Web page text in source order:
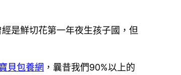
是鮮切花第一年夜生孩子國，但
貝包養網 ，曩昔我們90%以上的